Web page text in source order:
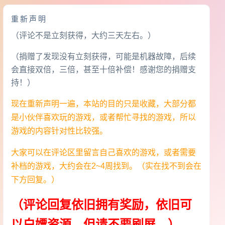
重新声明
（评论不是立刻获得，大约三天左右。）
（捐赠了发现没有立刻获得，可能是机器故障，后续
会直接双倍，三倍，甚至十倍补偿！感谢您的捐赠支
持！）
现在重新声明一遍，本站的目的只是收藏，大部分都
是小伙伴喜欢玩的游戏，或者帮忙寻找的游戏，所以
游戏的内容针对性比较强。
大家可以在评论区里留言自己喜欢的游戏，或者需要
补档的游戏，大约会在2~4周找到。（实在找不到会在
下方回复。）
（评论回复依旧拥有奖励，依旧可